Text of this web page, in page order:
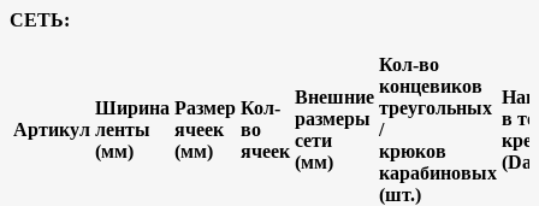
СЕТЬ:
Артикул
Ширина
ленты
(мм)
Размер
ячеек
(мм)
Кол-
во
ячеек
Внешние
размеры
сети
(мм)
Кол-во
концевиков
треугольных
/
крюков
карабиновых
(шт.)
в